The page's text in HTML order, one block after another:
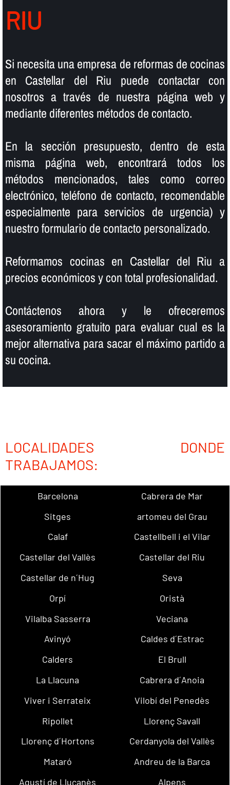
RIU
Si necesita una empresa de reformas de cocinas
en Castellar del Riu puede contactar con
nosotros a través de nuestra página web y
mediante diferentes métodos de contacto.
En la sección presupuesto, dentro de esta
misma página web, encontrará todos los
métodos mencionados, tales como correo
electrónico, teléfono de contacto, recomendable
especialmente para servicios de urgencia) y
nuestro formulario de contacto personalizado.
Reformamos cocinas en Castellar del Riu a
precios económicos y con total profesionalidad.
Contáctenos ahora y le ofreceremos
asesoramiento gratuito para evaluar cual es la
mejor alternativa para sacar el máximo partido a
su cocina.
LOCALIDADES DONDE
TRABAJAMOS:
Barcelona
Cabrera de Mar
Sitges
artomeu del Grau
Calaf
Castellbell i el Vilar
Castellar del Vallès
Castellar del Riu
Castellar de n´Hug
Seva
Orpí
Oristà
Vilalba Sasserra
Veciana
Avinyó
Caldes d´Estrac
Calders
El Brull
La Llacuna
Cabrera d´Anoia
Viver i Serrateix
Vilobí del Penedès
Ripollet
Llorenç Savall
Llorenç d´Hortons
Cerdanyola del Vallès
Mataró
Andreu de la Barca
Agustí de Lluçanès
Alpens